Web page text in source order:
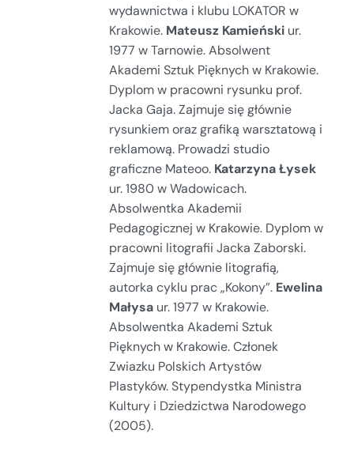
wydawnictwa i klubu LOKATOR w
Krakowie. Mateusz Kamieński ur.
1977 w Tarnowie. Absolwent
Akademi Sztuk Pięknych w Krakowie.
Dyplom w pracowni rysunku prof.
Jacka Gaja. Zajmuje się głównie
rysunkiem oraz grafiką warsztatową i
reklamową. Prowadzi studio
graficzne Mateoo. Katarzyna Łysek
ur. 1980 w Wadowicach.
Absolwentka Akademii
Pedagogicznej w Krakowie. Dyplom w
pracowni litografii Jacka Zaborski.
Zajmuje się głównie litografią,
autorka cyklu prac „Kokony”. Ewelina
Małysa ur. 1977 w Krakowie.
Absolwentka Akademi Sztuk
Pięknych w Krakowie. Członek
Zwiazku Polskich Artystów
Plastyków. Stypendystka Ministra
Kultury i Dziedzictwa Narodowego
(2005).